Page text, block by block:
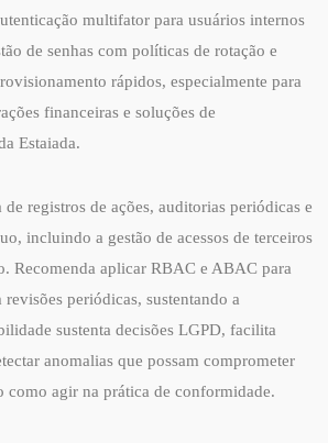
multifator para usuários internos
de senhas com políticas de rotação e
rápidos, especialmente para
financeiras e soluções de
Estaiada.
registros de ações, auditorias periódicas e
incluindo a gestão de acessos de terceiros
Recomenda aplicar RBAC e ABAC para
revisões periódicas, sustentando a
sustenta decisões LGPD, facilita
anomalias que possam comprometer
como agir na prática de conformidade.